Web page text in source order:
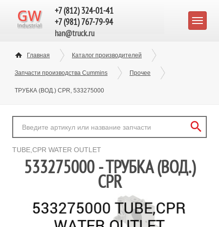
+7 (812) 324-01-41
+7 (981) 767-79-94
han@truck.ru
Главная Каталог производителей
Запчасти производства Cummins Прочее
ТРУБКА (ВОД.) CPR, 533275000
TUBE,CPR WATER OUTLET
533275000 - ТРУБКА (ВОД.)
CPR